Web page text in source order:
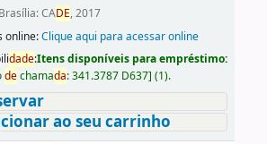
Brasília: CADE, 2017
online:Clique aqui para acessar online
dade:Itens disponíveis para empréstimo:
dechamada:341.3787 D637] (1).
ao seu carrinho